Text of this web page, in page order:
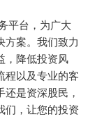
平台，为广大
方案。我们致力
，降低投资风
程以及专业的客
是资深股民，
们，让您的投资